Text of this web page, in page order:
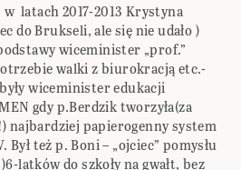
latach 2017-2013 Krystyna
do Brukseli, ale się nie udało )
wiceminister „prof.”
walki z biurokracją etc.-
wiceminister edukacji
gdy p.Berdzik tworzyła(za
najbardziej papierogenny system
Był też p. Boni – „ojciec” pomysłu
latków do szkoły na gwałt, bez